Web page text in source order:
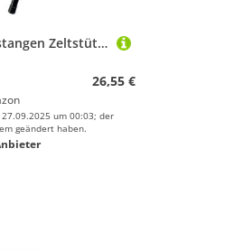
HUDFVIOI zeltstangen Zeltstützstange Strandmuschel Markisenstangen Verdickte Eisenüberdachungsstützstange Outdoor-Campingzubehör for Zeltüberdachung(2.0m)
26,55 €
um 00:03; der
geändert haben.